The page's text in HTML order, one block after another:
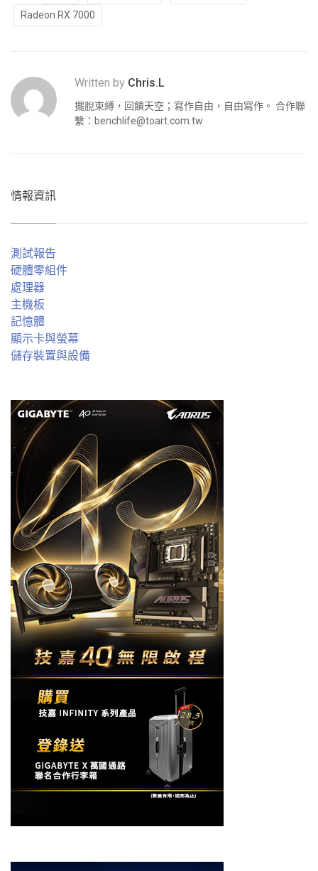
Radeon RX 7000
Written by Chris.L
擺脫束縛，回饋天空；寫作自由，自由寫作。 合作聯
繫： benchlife@toart.com.tw
情報資訊
測試報告
硬體零組件
處理器
主機板
記憶體
顯示卡與螢幕
儲存裝置與設備